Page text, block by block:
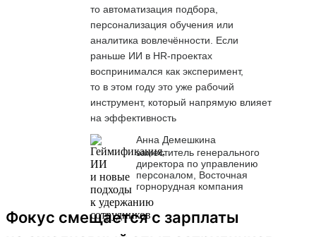
то автоматизация подбора,
персонализация обучения или
аналитика вовлечённости. Если
раньше ИИ в HR-проектах
воспринимался как эксперимент,
то в этом году это уже рабочий
инструмент, который напрямую влияет
на эффективность
Анна Демешкина
заместитель генерального
директора по управлению
персоналом, Восточная
горнорудная компания
Фокус смещается с зарплаты